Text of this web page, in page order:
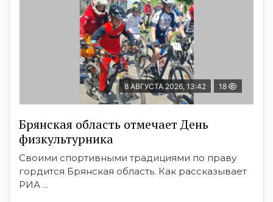
8 АВГУСТА 2026, 13:42 18
Брянская область отмечает День
физкультурника
Своими спортивными традициями по праву
гордится Брянская область. Как рассказывает
РИА ...